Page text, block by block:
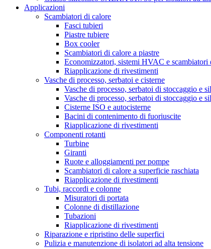
Applicazioni
Scambiatori di calore
Fasci tubieri
Piastre tubiere
Box cooler
Scambiatori di calore a piastre
Economizzatori, sistemi HVAC e scambiatori
Riapplicazione di rivestimenti
Vasche di processo, serbatoi e cisterne
Vasche di processo, serbatoi di stoccaggio e
Vasche di processo, serbatoi di stoccaggio e
Cisterne ISO e autocisterne
Bacini di contenimento di fuoriuscite
Riapplicazione di rivestimenti
Componenti rotanti
Turbine
Giranti
Ruote e alloggiamenti per pompe
Scambiatori di calore a superficie raschiata
Riapplicazione di rivestimenti
Tubi, raccordi e colonne
Misuratori di portata
Colonne di distillazione
Tubazioni
Riapplicazione di rivestimenti
Riparazione e ripristino delle superfici
Pulizia e manutenzione di isolatori ad alta tensione